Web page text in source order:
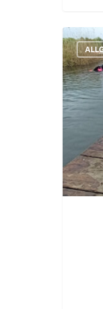
VDST-
DTSA
TEC-
Basic